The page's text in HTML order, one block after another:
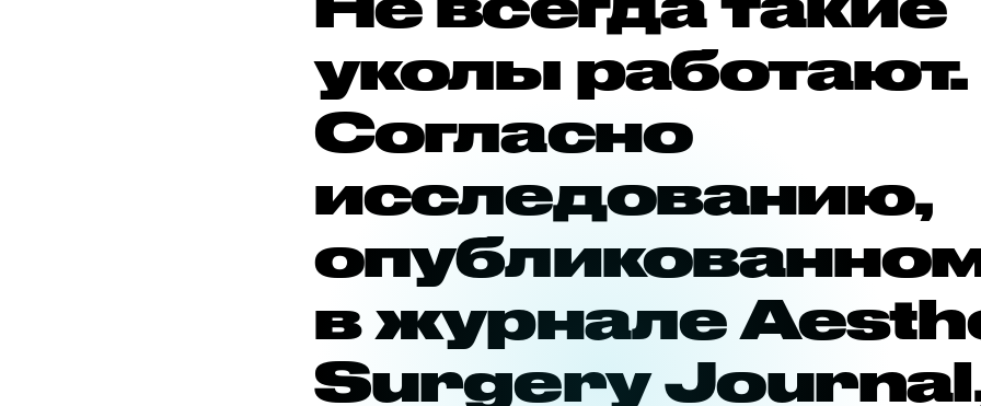
уколы работают.
Согласно
исследованию,
в журнале
Surgery